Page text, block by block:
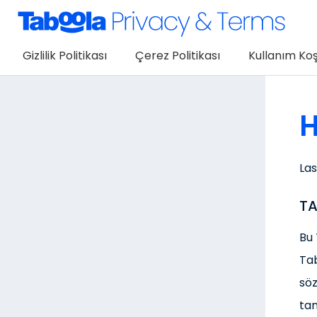
Gizlilik Politikası Çerez Politikası Kullanım